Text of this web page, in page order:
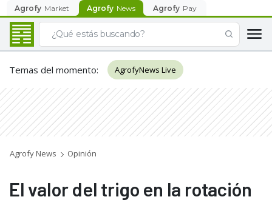
Agrofy Market Agrofy News Agrofy Pay
Temas del momento: AgrofyNews Live
Agrofy News Opinión
El valor del trigo en la rotación